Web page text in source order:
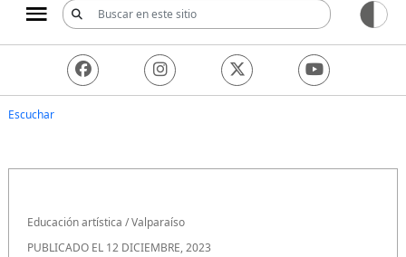
Escuchar
Educación artística /Valparaíso
PUBLICADO EL 12 DICIEMBRE, 2023